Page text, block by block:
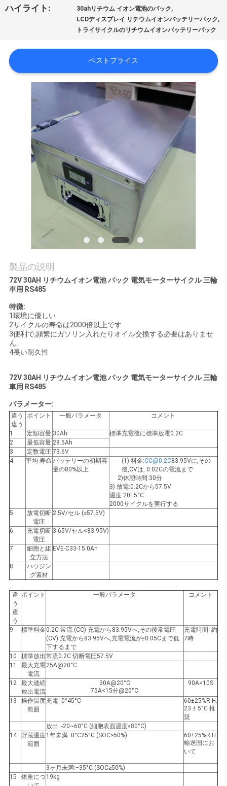
工
旅
行
連
絡
し
な
さ
ニ
ュ
ー
ス
合
引
用
を
要
求
し
な
さ
図
ハイライト: 30ahリチウム イオン電池のパック,
LCDディスプレイ リチウムイオンバッテリーパック,
トライサイクルのリチウムイオンバッテリーパック
ベストプライス
製品の説明
72V 30AH リチウムイオン電池 パック 電気モーターサイクル 三輪
車用 RS485
特徴:
1環境に優しい
2サイクルの寿命は2000倍以上です
3便利で,頻繁にガソリン入れたりオイル交換する必要はありませ
ん.
4長い耐久性
72V 30AH リチウムイオン電池 パック 電気モーターサイクル 三輪
車用 RS485
パラメーター:
違う
違う
ポイント 一般パラメータ コメント
1 定額容量 30Ah
標準充電後に標準放電0.2C
2
最低容量 28.5Ah
3
定数電圧 73.6V
4
平均 寿命バッテリーの初期容
量の80%以上
(1) 料金:CC@0.2C83.95Vに,その
後,CVは, 0.02Cの電流まで
2)休憩時間:30分
3) 放電:0.2Cから57.5V
温度:20±5°C
2000サイクルを実行する
5
放電切断
電圧
2.5V/セル (≥57.5V)
6
充電切断
電圧
3.65V/セル<83.95V)
7
細胞と組
立方法
EVE-C33-15.0Ah
8
ハウジン
グ素材
違
う
違
う
ポイント 一般パラメータ コメント
9 標準料金0.2C 常流 (CC) 充電から83.95Vへ,その後常電圧
(CV) 充電から83.95Vへ,充電電流が≤0.05Cまで低
下するまで
充電時間: 約
7時
10 標準放出 常流0.2C 切断電圧57.5V
11
最大充電
電流
25A@20°C
12
最大連続
放出電流
30A@20°C
75A<15分@20°C
90A<10S
13
操作温度
範囲
充電: 0°45°C
60±25%R.H.
23 ± 5°C 推
奨
放出: -20~60°C (細胞表面温度≤80°C)
14
貯蔵温度
範囲
1年未満: 0°C25°C (SOC≥50%)
60±25%R.H.
輸送国にお
いて
3ヶ月未満:−35°C (SOC≥50%)
15
体重につ 19kg